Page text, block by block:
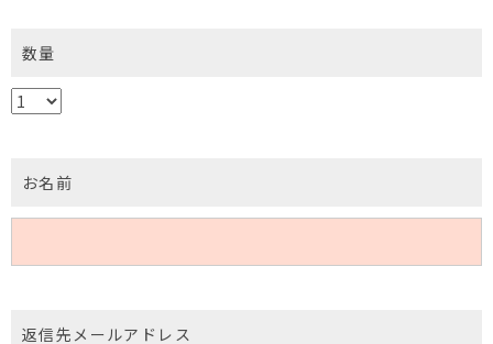
数量
お名前
返信先メールアドレス